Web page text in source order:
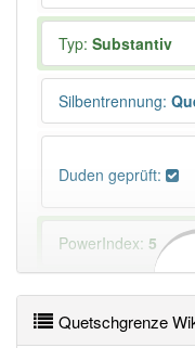
Typ: Substantiv
Silbentrennung:
Duden geprüft:
PowerIndex: 5
Häufigkeit: 2 von 10
Quetschgrenze